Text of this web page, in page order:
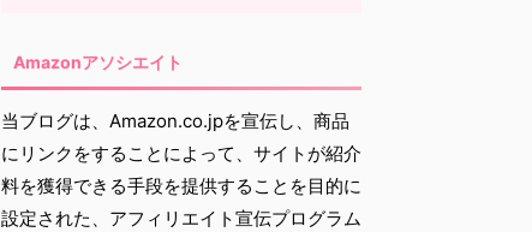
Amazonアソシエイト
当ブログは、Amazon.co.jpを宣伝し、商品
にリンクをすることによって、サイトが紹介
料を獲得できる手段を提供することを目的に
設定された、アフィリエイト宣伝プログラム